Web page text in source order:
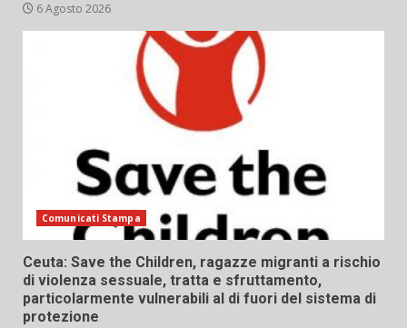
6 Agosto 2026
Comunicati Stampa
Ceuta: Save the Children, ragazze migranti a rischio
di violenza sessuale, tratta e sfruttamento,
particolarmente vulnerabili al di fuori del sistema di
protezione